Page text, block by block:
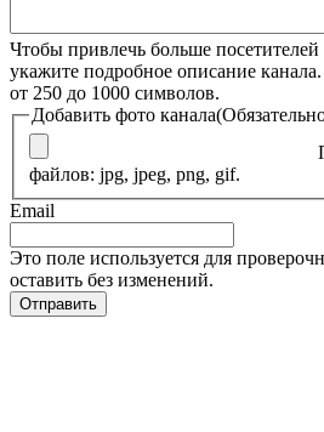
Чтобы привлечь больше
укажите подробное описание
от 250 до 1000 символов.
Добавить фото канала
файлов: jpg, jpeg, png, gif.
Email
Это поле используется для
оставить без изменений.